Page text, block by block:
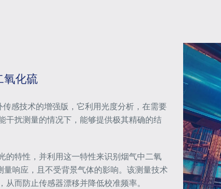
氧化硫
传感技术的增强版，它利用光度分析，在需要
干扰测量的情况下，能够提供极其精确的结
的特性，并利用这一特性来识别烟气中二氧
量响应，且不受背景气体的影响。该测量技术
而防止传感器漂移并降低校准频率。